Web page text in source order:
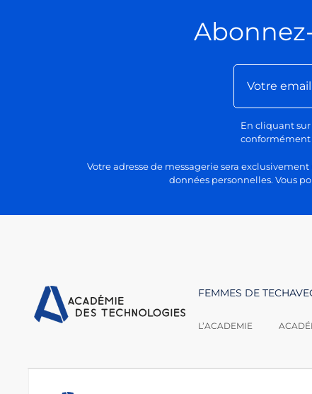
En cliquant
Votre adresse de messagerie sera
données personnelles. Vous
FEMMES DE TECH
L’ACADEMIE